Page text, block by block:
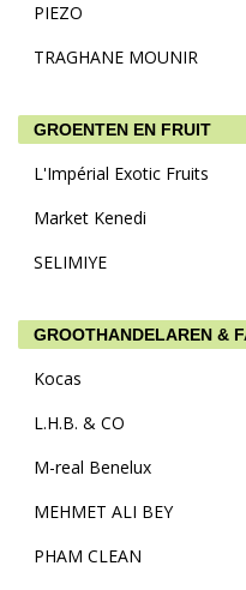
PIEZO
TRAGHANE MOUNIR
GROENTEN EN FRUIT
L'Impérial Exotic Fruits
Market Kenedi
SELIMIYE
GROOTHANDELAREN &
Kocas
L.H.B. & CO
M-real Benelux
MEHMET ALI BEY
PHAM CLEAN